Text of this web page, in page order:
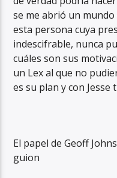
se me abrió un
esta persona cuya
indescifrable, nunca
cuáles son sus
un Lex al que no
es su plan y con
El papel de Geoff
guion